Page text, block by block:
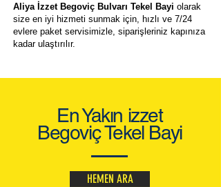
Aliya İzzet Begoviç Bulvarı Tekel Bayi olarak
size en iyi hizmeti sunmak için, hızlı ve 7/24
evlere paket servisimizle, siparişleriniz kapınıza
kadar ulaştırılır.
En Yakın izzet
Begoviç Tekel Bayi
HEMEN ARA